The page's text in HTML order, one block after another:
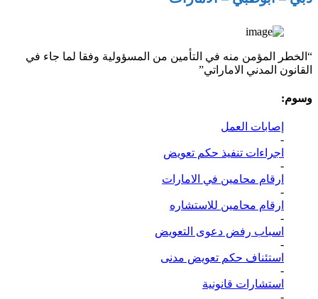
“الخطر المؤمن منه في التأمين من المسؤولية وفقا لما جاء في
القانون المدني الاماراتي”
وسوم:
إصابات العمل
-
اجراءات تنفيذ حكم تعويض
-
ارقام محامين في الامارات
-
ارقام محامين للاستشاره
-
اسباب رفض دعوى التعويض
-
استئناف حكم تعويض مدنى
-
استشارات قانونية